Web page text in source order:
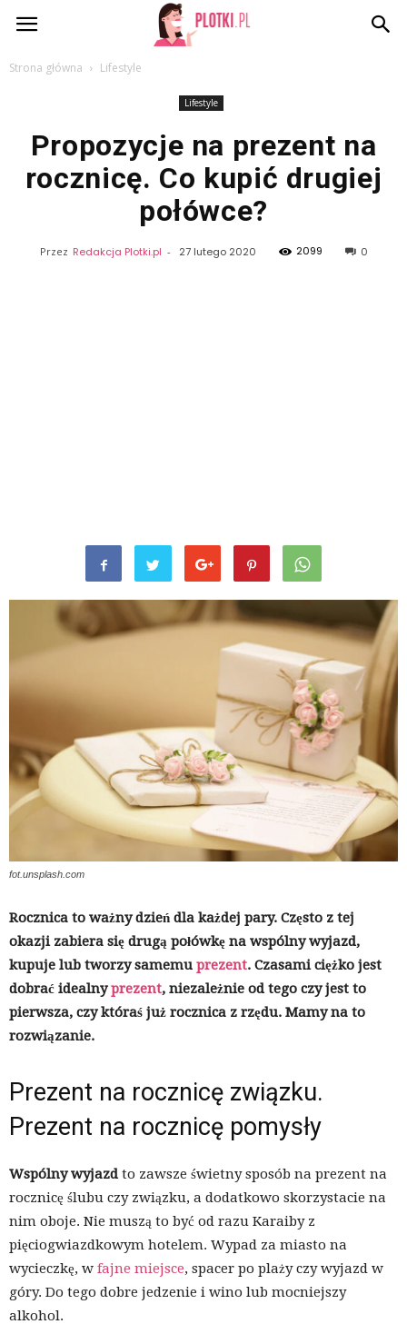
Plotki.pl
Strona główna Lifestyle
Lifestyle
Propozycje na prezent na
rocznicę. Co kupić drugiej
połówce?
Przez Redakcja Plotki.pl - 27 lutego 2020 2099 0
fot.unsplash.com
Rocznica to ważny dzień dla każdej pary. Często z tej
okazji zabiera się drugą połówkę na wspólny wyjazd,
kupuje lub tworzy samemu prezent. Czasami ciężko jest
dobrać idealnyprezent, niezależnie od tego czy jest to
pierwsza, czy któraś już rocznica z rzędu. Mamy na to
rozwiązanie.
Prezent na rocznicę związku.
Prezent na rocznicę pomysły
Wspólny wyjazd to zawsze świetny sposób na prezent na
rocznicę ślubu czy związku, a dodatkowo skorzystacie na
nim oboje. Nie muszą to być od razu Karaiby z
pięciogwiazdkowym hotelem. Wypad za miasto na
wycieczkę, w fajne miejsce, spacer po plaży czy wyjazd w
góry. Do tego dobre jedzenie i wino lub mocniejszy
alkohol.